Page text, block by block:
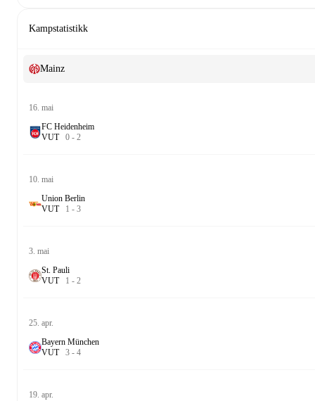
Kampstatistikk
Mainz
16. mai
FC Heidenheim
VUT 0 - 2
10. mai
Union Berlin
VUT 1 - 3
3. mai
St. Pauli
VUT 1 - 2
25. apr.
Bayern München
VUT 3 - 4
19. apr.